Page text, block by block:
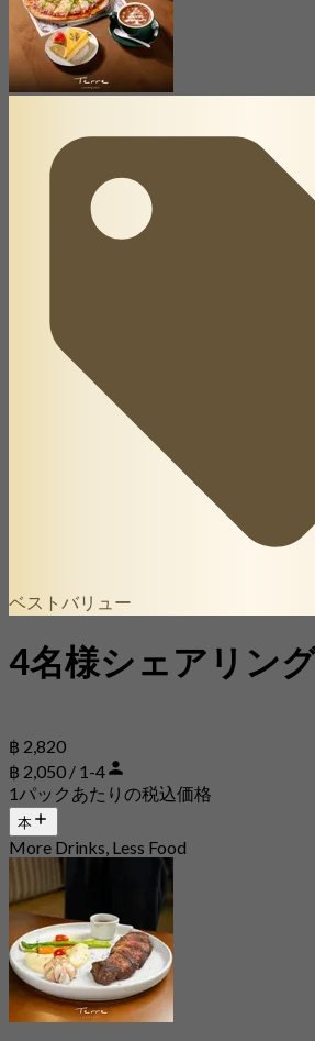
ベストバリュー
4名様シェアリン
฿ 2,820
฿ 2,050 / 1-4
1パックあたりの税込価格
本
More Drinks, Less Food